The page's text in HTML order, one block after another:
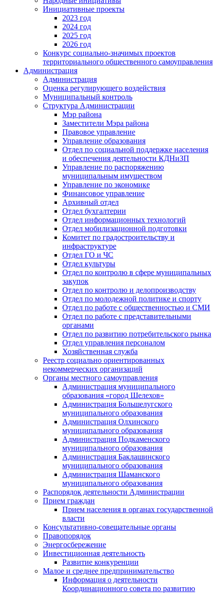
Инициативные проекты
2023 год
2024 год
2025 год
2026 год
Конкурс социально-значимых проектов
территориального общественного самоуправления
Администрация
Администрация
Оценка регулирующего воздействия
Муниципальный контроль
Структура Администрации
Мэр района
Заместители Мэра района
Правовое управление
Управление образования
Отдел по социальной поддержке населения
и обеспечения деятельности КДНиЗП
Управление по распоряжению
муниципальным имуществом
Управление по экономике
Финансовое управление
Архивный отдел
Отдел бухгалтерии
Отдел информационных технологий
Отдел мобилизационной подготовки
Комитет по градостроительству и
инфраструктуре
Отдел ГО и ЧС
Отдел культуры
Отдел по контролю в сфере муниципальных
закупок
Отдел по контролю и делопроизводству
Отдел по молодежной политике и спорту
Отдел по работе с общественностью и СМИ
Отдел по работе с представительными
органами
Отдел по развитию потребительского рынка
Отдел управления персоналом
Хозяйственная служба
Реестр социально ориентированных
некоммерческих организаций
Органы местного самоуправления
Администрация муниципального
образования «город Шелехов»
Администрация Большелугского
муниципального образования
Администрация Олхинского
муниципального образования
Администрация Подкаменского
муниципального образования
Администрация Баклашинского
муниципального образования
Администрация Шаманского
муниципального образования
Распорядок деятельности Администрации
Прием граждан
Прием населения в органах государственной
власти
Консультативно-совещательные органы
Правопорядок
Энергосбережение
Инвестиционная деятельность
Развитие конкуренции
Малое и среднее предпринимательство
Информация о деятельности
Координационного совета по развитию